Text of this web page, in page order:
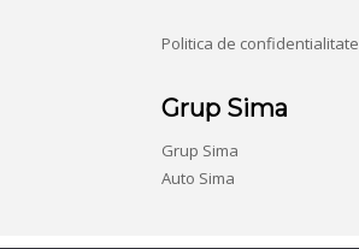
Politica de confidentialitate
Grup Sima
Grup Sima
Auto Sima